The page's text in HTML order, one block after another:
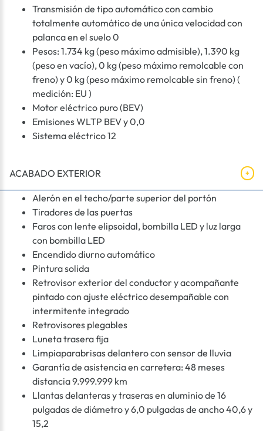
Transmisión de tipo automático con cambio
totalmente automático de una única velocidad con
palanca en el suelo 0
Pesos: 1.734 kg (peso máximo admisible), 1.390 kg
(peso en vacío), 0 kg (peso máximo remolcable con
freno) y 0 kg (peso máximo remolcable sin freno) (
medición: EU )
Motor eléctrico puro (BEV)
Emisiones WLTP BEV y 0,0
Sistema eléctrico 12
ACABADO EXTERIOR
Alerón en el techo/parte superior del portón
Tiradores de las puertas
Faros con lente elipsoidal, bombilla LED y luz larga
con bombilla LED
Encendido diurno automático
Pintura solida
Retrovisor exterior del conductor y acompañante
pintado con ajuste eléctrico desempañable con
intermitente integrado
Retrovisores plegables
Luneta trasera fija
Limpiaparabrisas delantero con sensor de lluvia
Garantía de asistencia en carretera: 48 meses
distancia 9.999.999 km
Llantas delanteras y traseras en aluminio de 16
pulgadas de diámetro y 6,0 pulgadas de ancho 40,6 y
15,2